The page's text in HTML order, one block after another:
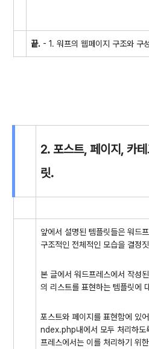
끝. - 1. 워프의 웹페이지 구조와 구
2. 포스트, 페이지, 카
릿.
앞에서 설명된 템플릿들은 워드
구조적인 전체적인 모습을 결정
본 글에서 워드프레스에서 작성
의 리스트를 표현하는 템플릿에
포스트와 페이지를 표현함에 있
ndex.php내에서 모두 처리하도
프레스에서는 이를 처리하기 위